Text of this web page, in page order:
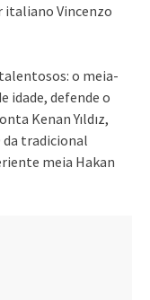
italiano Vincenzo
o meia-
idade, defende o
Kenan Yıldız,
da tradicional
meia Hakan